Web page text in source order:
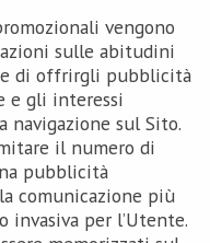
vengono
sulle abitudini
di offrirgli pubblicità
e gli interessi
navigazione sul Sito.
il numero di
pubblicità
comunicazione più
per l’Utente.